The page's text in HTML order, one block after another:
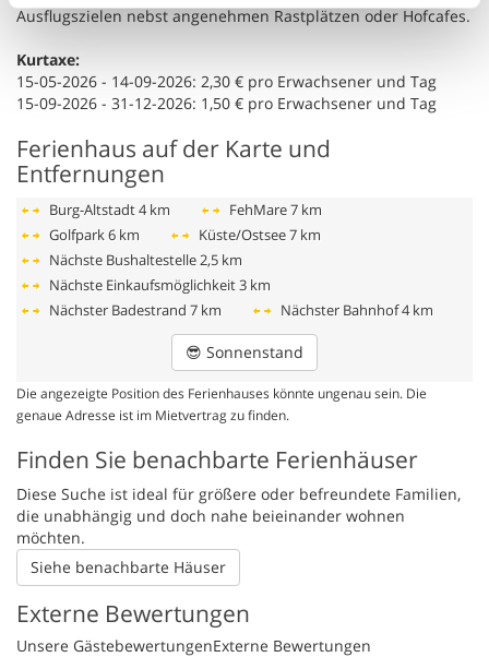
Ausflugszielen nebst angenehmen Rastplätzen oder Hofcafes.
Kurtaxe:
15-05-2026 - 14-09-2026: 2,30 € pro Erwachsener und Tag
15-09-2026 - 31-12-2026: 1,50 € pro Erwachsener und Tag
Ferienhaus auf der Karte und
Entfernungen
Burg-Altstadt4 km FehMare7 km
Golfpark6 km Küste/Ostsee7 km
Nächste Bushaltestelle2,5 km
Nächste Einkaufsmöglichkeit3 km
Nächster Badestrand 7 km Nächster Bahnhof4 km
😎 Sonnenstand
Die angezeigte Position des Ferienhauses könnte ungenau sein. Die
genaue Adresse ist im Mietvertrag zu finden.
Finden Sie benachbarte Ferienhäuser
Diese Suche ist ideal für größere oder befreundete Familien,
die unabhängig und doch nahe beieinander wohnen
möchten.
Siehe benachbarte Häuser
Externe Bewertungen
Unsere GästebewertungenExterne Bewertungen